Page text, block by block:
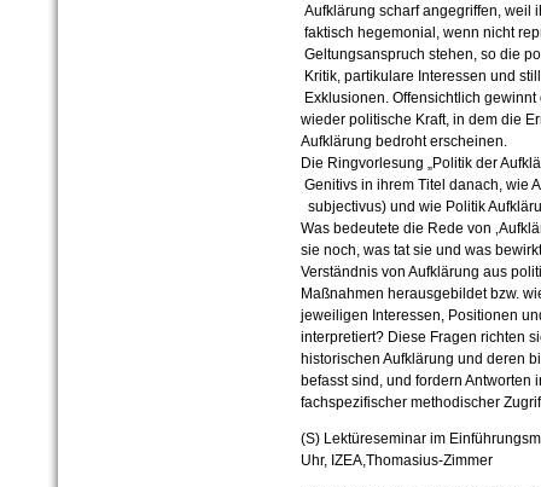
Aufklärung scharf angegriffen, weil
faktisch hegemonial, wenn nicht
Geltungsanspruch stehen, so die
Kritik, partikulare Interessen und
Exklusionen. Offensichtlich
wieder politische Kraft, in dem die
Aufklärung bedroht erscheinen.
Die Ringvorlesung „Politik der
Genitivs in ihrem Titel danach, wie
subjectivus) und wie Politik
Was bedeutete die Rede von
sie noch, was tat sie und was
Verständnis von Aufklärung aus
Maßnahmen herausgebildet bzw.
jeweiligen Interessen, Positionen
interpretiert? Diese Fragen richten
historischen Aufklärung und deren
befasst sind, und fordern
fachspezifischer methodischer
(S) Lektüreseminar im
Uhr, IZEA,Thomasius-Zimmer